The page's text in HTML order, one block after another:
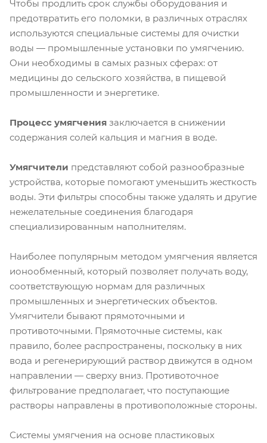
Чтобы продлить срок службы оборудования и
предотвратить его поломки, в различных отраслях
используются специальные системы для очистки
воды — промышленные установки по умягчению.
Они необходимы в самых разных сферах: от
медицины до сельского хозяйства, в пищевой
промышленности и энергетике.
Процесс умягчения заключается в снижении
содержания солей кальция и магния в воде.
Умягчители представляют собой разнообразные
устройства, которые помогают уменьшить жесткость
воды. Эти фильтры способны также удалять и другие
нежелательные соединения благодаря
специализированным наполнителям.
Наиболее популярным методом умягчения является
ионообменный, который позволяет получать воду,
соответствующую нормам для различных
промышленных и энергетических объектов.
Умягчители бывают прямоточными и
противоточными. Прямоточные системы, как
правило, более распространены, поскольку в них
вода и регенерирующий раствор движутся в одном
направлении — сверху вниз. Противоточное
фильтрование предполагает, что поступающие
растворы направлены в противоположные стороны.
Системы умягчения на основе пластиковых